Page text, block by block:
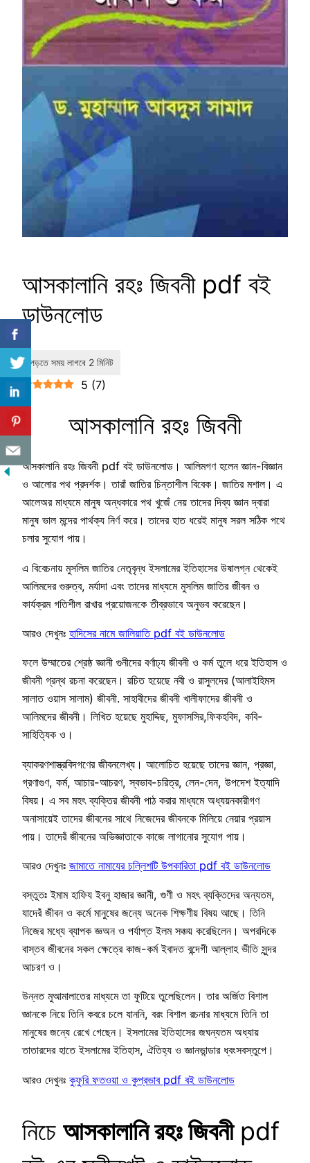
আসকালানি রহঃ জিবনী pdf বই
ডাউনলোড
5 (7)
আসকালানি রহঃ জিবনী
আসকালানি রহঃ জিবনী pdf বই ডাউনলোড। আলিমগণ হলেন জ্ঞান-বিজ্ঞান
ও আলোর পথ প্রদর্শক। তারাঁ জাতির চিন্তাশীল বিবেক। জাতির মশাল। এ
আলেঅর মাধ্যমে মানুষ অন্ধকারে পথ খুজেঁ নেয় তাদের দিব্য জ্ঞান দ্বারা
মানুষ ভাল মন্দের পার্থক্য নির্ণ করে। তাদের হাত ধরেই মানুষ সরল সঠিক পথে
চলার সুযোগ পায়।
এ বিবেচনায় মুসলিম জাতির নেতৃবৃন্ধ ইসলামের ইতিহাসের উষালগ্ন থেকেই
আলিমদের গুরুত্ব, মর্যাদা এবং তাদের মাধ্যমে মুসলিম জাতির জীবন ও
কার্যক্রম গতিশীল রাখার প্রয়োজনকে তীব্রভাবে অনুভব করেছেন।
আরও দেখুনঃ হাদিসের নামে জালিয়াতি pdf বই ডাউনলোড
ফলে উম্মাতের শ্রেষ্ঠ জ্ঞানী গুনীদের বর্ণাঢ্য জীবনী ও কর্ম তুলে ধরে ইতিহাস ও
জীবনী গ্রন্থ রচনা করেছেন। রচিত হয়েছে নবী ও রাসুলদের (আলাইহিমস
সালাত ওয়াস সালাম) জীবনী. সাহাবীদের জীবনী খালীফাদের জীবনী ও
আলিমদের জীবনী। লিখিত হয়েছে মুহাদ্দিছ, মুফাসসির,ফিকহবিদ, কবি-
সাহিত্যিক ও।
ব্যাকরণশাস্ত্রবিদগণের জীবনলেখ্য। আলোচিত হয়েছে তাদের জ্ঞান, প্রজ্ঞা,
গ্রণাগুণ, কর্ম, আচার-আচরণ, স্বভাব-চরিত্র, লেন-দেন, উপদেশ ইত্যাদি
বিষয়। এ সব মহৎ ব্যক্তির জীবনী পাঠ করার মাধ্যমে অধ্যয়নকারীগণ
অনাসায়েই তাদের জীবনের সাথে নিজেদের জীবনকে মিলিয়ে নেয়ার প্রয়াস
পায়। তাদেরঁ জীবনের অভিজ্ঞাতাকে কাজে লাগানোর সুযোগ পায়।
আরও দেখুনঃ জামাতে নামাযের চল্লিশটি উপকারিতা pdf বই ডাউনলোড
বস্তুতঃ ইমাম হাফিয ইবনু হাজার জ্ঞানী, গুণী ও মহৎ ব্যক্তিদের অন্যতম,
যাদেরঁ জীবন ও কর্মে মানুষের জন্যে অনেক শিক্ষণীয় বিষয় আছে। তিনি
নিজের মধ্যে ব্যাপক জ্ঞঅন ও পর্যাপ্ত ইলম সঞ্চয় করেছিলেন। অপরদিকে
বাস্তব জীবনের সকল ক্ষেত্রে কাজ-কর্ম ইবাদত বন্দেগী আল্লাহ ভীতি সুন্দর
আচরণ ও।
উন্নত মুআমালাতের মাধ্যমে তা ফুটিয়ে তুলেছিলেন। তার অর্জিত বিশাল
জ্ঞানকে নিয়ে তিনি কবরে চলে যাননি, বরং বিশাল রচনার মাধ্যমে তিনি তা
মানুষের জন্যে রেখে গেছেন। ইসলামের ইতিহাসের জঘন্যতম অধ্যায়
তাতারদের হাতে ইসলামের ইতিহাস, ঐতিহ্য ও জ্ঞানভান্ডার ধ্বংসবস্তুপে।
আরও দেখুনঃ কুফুরি ফতওয়া ও কুপ্রভাব pdf বই ডাউনলোড
নিচে আসকালানি রহঃ জিবনীpdf